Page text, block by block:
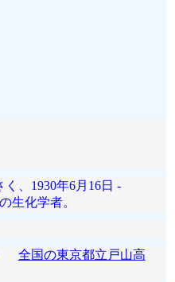
、1930年6月16日 -
生化学者。
全国の東京都立戸山高